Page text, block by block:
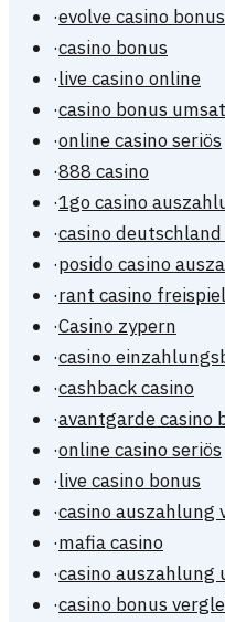
·evolve casino bonus
·casino bonus
·live casino online
·casino bonus
·online casino seriös
·888 casino
·1go casino
·casino
·posido casino
·rant casino
·Casino zypern
·casino
·cashback casino
·avantgarde casino
·online casino seriös
·live casino bonus
·casino auszahlung
·mafia casino
·casino
·casino bonus